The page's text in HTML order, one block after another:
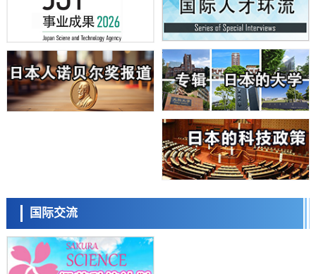
制，有望用于开发阿尔茨海默病等疾病疗法
科学研究
日本东北大学与横滨橡胶全球首次从纳米尺度揭示橡胶—黄铜粘接界面
劣化抑制机制，为提升轮胎安全性与耐久性的材料设计开辟道路
科学研究
近畿大学等发现植物染料“日本茜”的红色成分可抑制老化与炎症，有望
成为新型功能性材料
科学研究
群马大学开发针对难治性癫痫的新型基因疗法，利用超小型GAD67启动
九州大学揭示夜间眼压升高机制：两种激素波动叠加所致
证电容器可在汽车发动机等高温环境下工作
经济・社会
日本生成式AI使用者占比一年内翻倍，但与中美德仍有较大差距
政策
日本修订首都直下型地震紧急对策：目标为死亡人数至少减半，重点强
国际交流
流员